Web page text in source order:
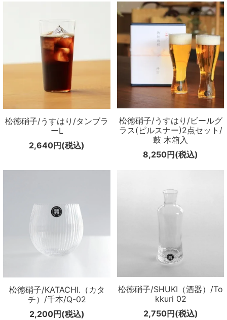
松徳硝子/うすはり/タンブラ
ーL
2,640円(税込)
松徳硝子/うすはり/ビールグ
ラス(ピルスナー)2点セット/
鼓 木箱入
8,250円(税込)
松徳硝子/KATACHI.（カタ
チ）/千本/Q-02
2,200円(税込)
松徳硝子/SHUKI（酒器）/To
kkuri 02
2,750円(税込)